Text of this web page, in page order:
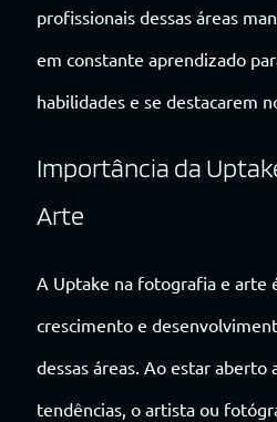
profissionais dessas áreas
em constante aprendizado
habilidades e se destacarem
Importância da
Arte
A Uptake na fotografia e arte
crescimento e
dessas áreas. Ao estar aberto
tendências, o artista ou